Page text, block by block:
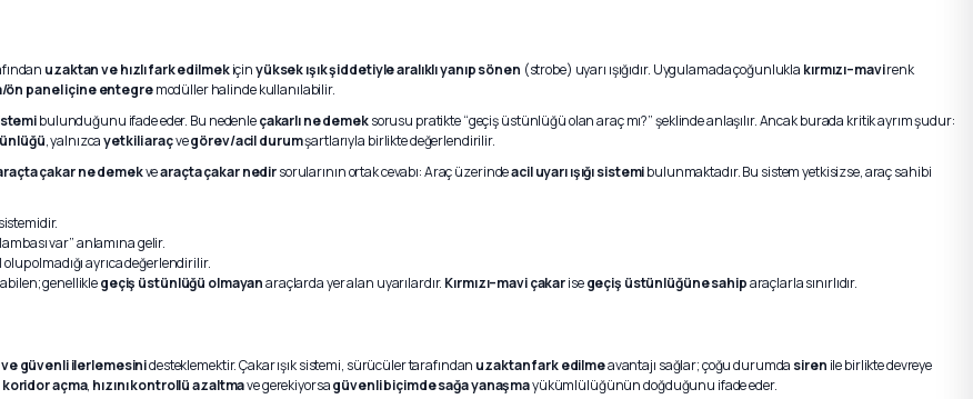
uzaktan ve hızlı fark edilmekiçinyüksek ışık şiddetiyle aralıklı yanıp sönen (strobe) uyarı ışığıdır. Uygulamada çoğunlukla kırmızı–mavirenk
ön panel içine entegremodüller halinde kullanılabilir.
bulunduğunu ifade eder. Bu nedenleçakarlı ne demeksorusu pratikte “geçiş üstünlüğü olan araç mı?” şeklinde anlaşılır. Ancak burada kritik ayrım şudur:
, yalnızcayetkili araçvegörev/acil durumşartlarıyla birlikte değerlendirilir.
çakar ne demekvearaçta çakar nedirsorularının ortak cevabı: Araç üzerindeacil uyarı ışığı sistemibulunmaktadır. Bu sistem yetkisizse, araç sahibi
var” anlamına gelir.
olmadığı ayrıca değerlendirilir.
genelliklegeçiş üstünlüğü olmayanaraçlarda yer alan uyarılardır. Kırmızı–mavi çakarisegeçiş üstünlüğüne sahiparaçlarla sınırlıdır.
ve güvenli ilerlemesinidesteklemektir. Çakar ışık sistemi, sürücüler tarafından uzaktan fark edilmeavantajı sağlar; çoğu durumda siren ile birlikte devreye
koridor açma, hızını kontrollü azaltmave gerekiyorsagüvenli biçimde sağa yanaşmayükümlülüğünün doğduğunu ifade eder.